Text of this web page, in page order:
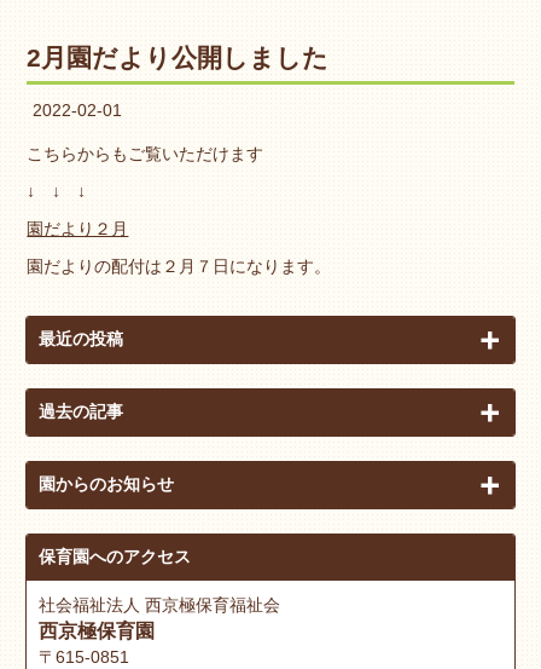
2月園だより公開しました
2022-02-01
こちらからもご覧いただけます
↓ ↓ ↓
園だより２月
園だよりの配付は２月７日になります。
最近の投稿
過去の記事
園からのお知らせ
保育園へのアクセス
社会福祉法人 西京極保育福祉会
西京極保育園
〒615-0851